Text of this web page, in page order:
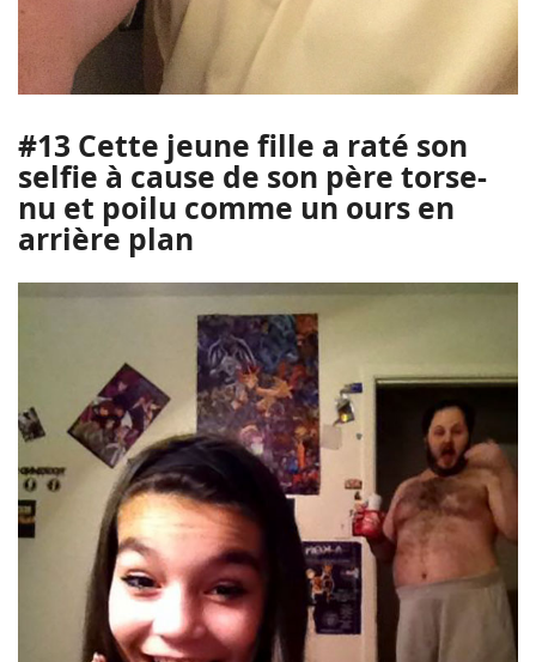
#13 Cette jeune fille a raté son
selfie à cause de son père torse-
nu et poilu comme un ours en
arrière plan